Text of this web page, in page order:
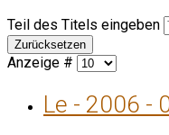
Teil des Titels eingeben
Zurücksetzen
Anzeige #
Le - 2006 -